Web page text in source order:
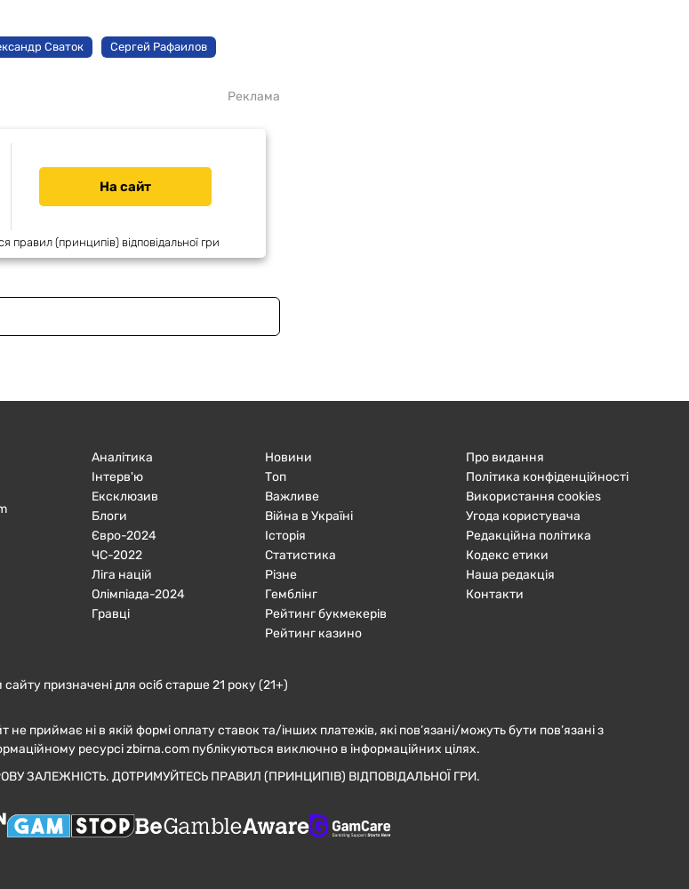
Сваток Сергей Рафаилов
Реклама
На сайт
правил (принципів) відповідальної гри
Аналітика
Інтерв'ю
Ексклюзив
Блоги
Євро-2024
ЧC-2022
Ліга націй
Олімпіада-2024
Гравці
Новини
Топ
Важливе
Війна в Україні
Історія
Статистика
Різне
Гемблінг
Рейтинг букмекерів
Рейтинг казино
Про видання
Політика конфіденційності
Використання cookies
Угода користувача
Редакційна політика
Кодекс етики
Наша редакція
Контакти
сайту призначені для осіб старше 21 року (21+)
приймає ні в якій формі оплату ставок та/інших платежів, які пов’язані/можуть бути пов’язані з
ресурсі zbirna.com публікуються виключно в інформаційних цілях.
ЗАЛЕЖНІСТЬ. ДОТРИМУЙТЕСЬ ПРАВИЛ (ПРИНЦИПІВ) ВІДПОВІДАЛЬНОЇ ГРИ.